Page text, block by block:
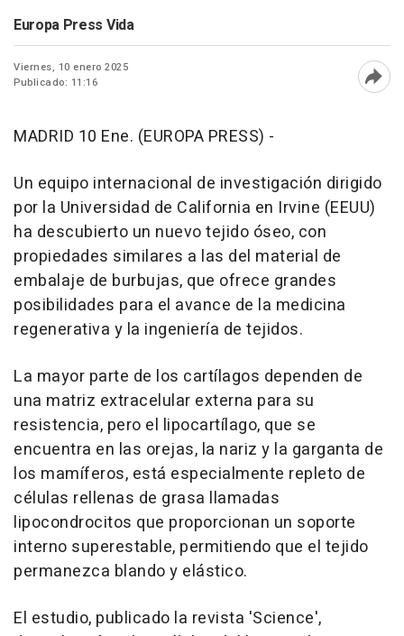
Europa Press Vida
Viernes, 10 enero 2025
Publicado: 11:16
MADRID 10 Ene. (EUROPA PRESS) -
Un equipo internacional de investigación dirigido
por la Universidad de California en Irvine (EEUU)
ha descubierto un nuevo tejido óseo, con
propiedades similares a las del material de
embalaje de burbujas, que ofrece grandes
posibilidades para el avance de la medicina
regenerativa y la ingeniería de tejidos.
La mayor parte de los cartílagos dependen de
una matriz extracelular externa para su
resistencia, pero el lipocartílago, que se
encuentra en las orejas, la nariz y la garganta de
los mamíferos, está especialmente repleto de
células rellenas de grasa llamadas
lipocondrocitos que proporcionan un soporte
interno superestable, permitiendo que el tejido
permanezca blando y elástico.
El estudio, publicado la revista 'Science',